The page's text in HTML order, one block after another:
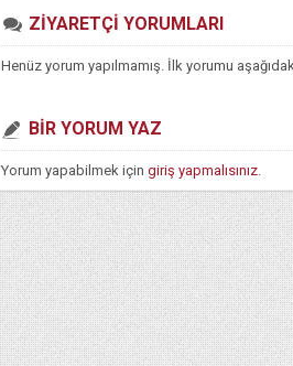
ZİYARETÇİ YORUMLARI
Henüz yorum yapılmamış. İlk yorumu
BİR YORUM YAZ
Yorum yapabilmek için giriş yapmalısınız.